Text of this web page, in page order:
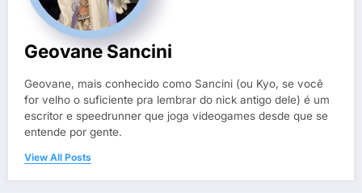
Geovane Sancini
Geovane, mais conhecido como Sancini (ou Kyo, se você
for velho o suficiente pra lembrar do nick antigo dele) é um
escritor e speedrunner que joga videogames desde que se
entende por gente.
View All Posts